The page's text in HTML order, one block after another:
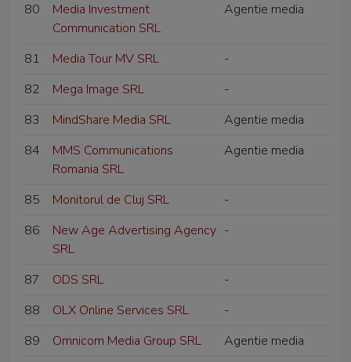
80
Media Investment
Communication SRL
Agentie media
81 Media Tour MV SRL
-
82
Mega Image SRL
-
83
MindShare Media SRL
Agentie media
84
MMS Communications
Romania SRL
Agentie media
85 Monitorul de Cluj SRL
-
86
New Age Advertising Agency
SRL
-
87 ODS SRL
-
88
OLX Online Services SRL
-
89
Omnicom Media Group SRL
Agentie media